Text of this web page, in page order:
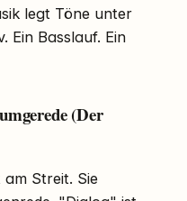
legt Töne unter
Ein Basslauf. Ein
(Der
am Streit. Sie